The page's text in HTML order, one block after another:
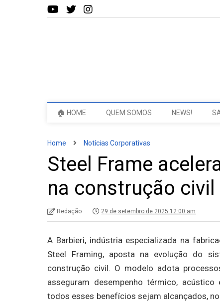
🏠 HOME QUEM SOMOS NEWS!
Home Notícias Corporativas
Steel Frame
na construção civil
Redação 29 de setembro de 2025 12:00 am
A Barbieri, indústria especializada na
Steel Framing, aposta na evolução do
construção civil. O modelo adota
asseguram desempenho térmico,
todos esses benefícios sejam alcançados,